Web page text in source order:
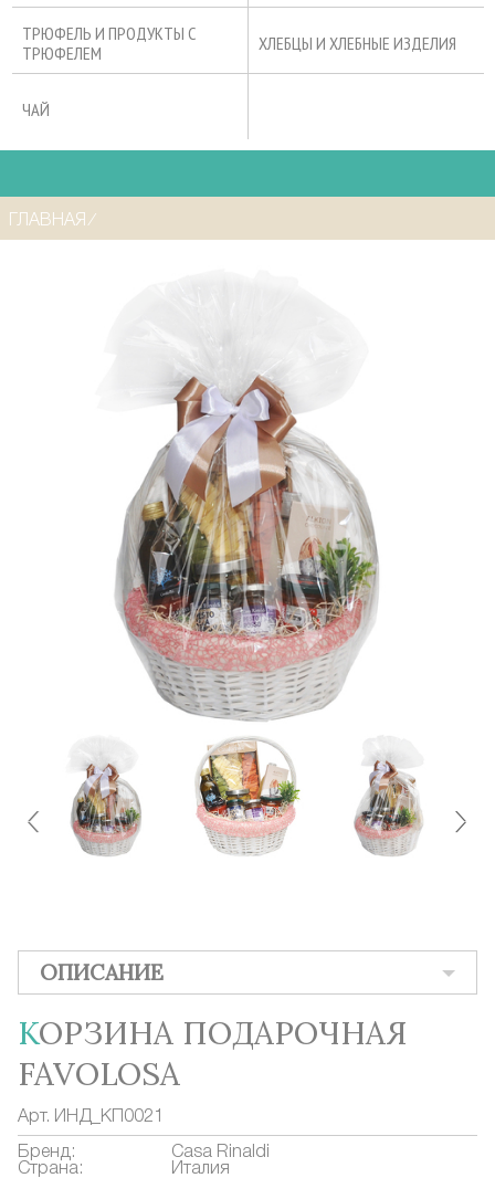
ТРЮФЕЛЬ И ПРОДУКТЫ С
ТРЮФЕЛЕМ
ХЛЕБЦЫ И ХЛЕБНЫЕ ИЗДЕЛИЯ
ЧАЙ
ГЛАВНАЯ ⁄
ОПИСАНИЕ
КОРЗИНА ПОДАРОЧНАЯ
FAVOLOSA
Арт. ИНД_КП0021
Бренд:
Casa Rinaldi
Страна:
Италия